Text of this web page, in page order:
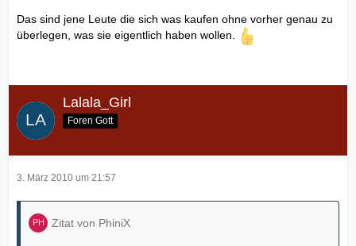
Das sind jene Leute die sich was kaufen ohne vorher genau zu
überlegen, was sie eigentlich haben wollen.
Lalala_Girl
Foren Gott
3. März 2010 um 21:57
Zitat von PhiniX